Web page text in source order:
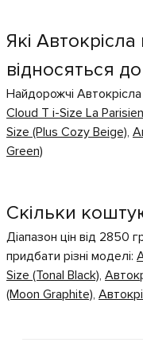
Які
відносяться
Найдорожчі
Cloud T i-Size La
Size (Plus Cozy Beige),
Green)
Скільки
Діапазон цін від 2850
придбати різні моделі:
Size (Tonal Black),
(Moon Graphite),